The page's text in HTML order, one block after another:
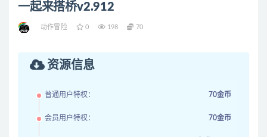
一起来搭桥v2.912
动作冒险 0 198 70
资源信息
普通用户特权： 70金币
会员用户特权： 70金币